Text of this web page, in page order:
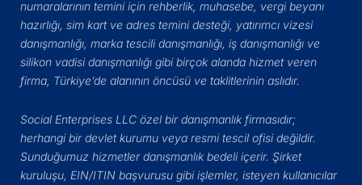
numaralarının temini için rehberlik, muhasebe, vergi beyanı
hazırlığı, sim kart ve adres temini desteği, yatırımcı vizesi
danışmanlığı, marka tescili danışmanlığı, iş danışmanlığı ve
silikon vadisi danışmanlığı gibi birçok alanda hizmet veren
firma, Türkiye’de alanının öncüsü ve taklitlerinin aslıdır.
Social Enterprises LLC özel bir danışmanlık firmasıdır;
herhangi bir devlet kurumu veya resmi tescil ofisi değildir.
Sunduğumuz hizmetler danışmanlık bedeli içerir. Şirket
kuruluşu, EIN/ITIN başvurusu gibi işlemler, isteyen kullanıcılar